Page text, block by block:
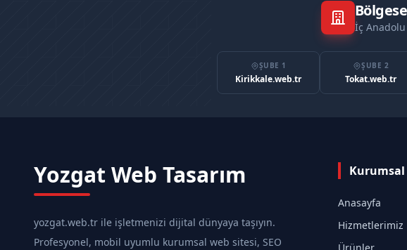
İç
ŞUBE 1
Kirikkale.web.tr
ŞUBE 2
Tokat.web.tr
Yozgat Web Tasarım
yozgat.web.tr ile işletmenizi dijital dünyaya taşıyın.
Profesyonel, mobil uyumlu kurumsal web sitesi, SEO
Kurumsal
Anasayfa
Hizmetlerimiz